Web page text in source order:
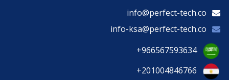
info@perfect-tech.co
info-ksa@perfect-tech.co
+966567593634
+201004846766